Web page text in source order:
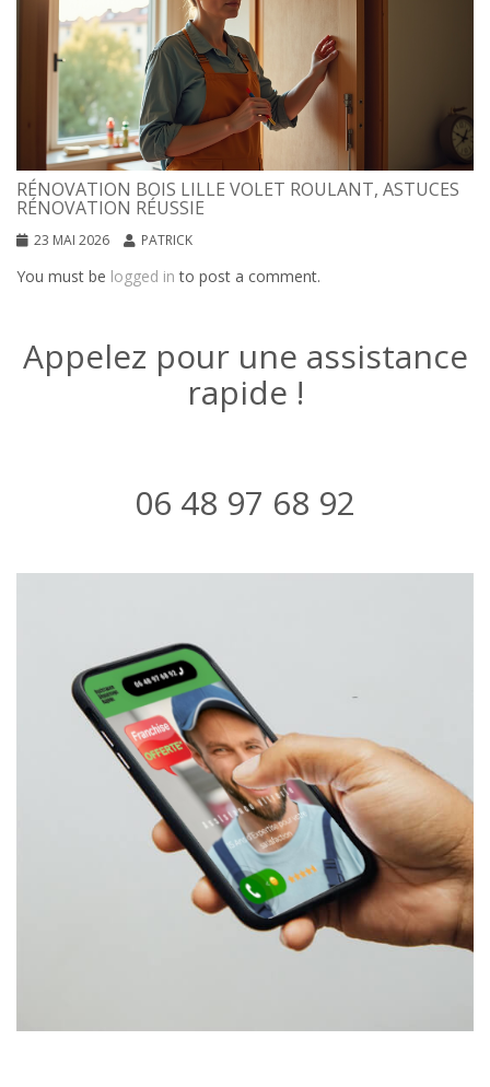
RÉNOVATION BOIS LILLE VOLET ROULANT, ASTUCES
RÉNOVATION RÉUSSIE
23 MAI 2026 PATRICK
You must be logged in to post a comment.
Appelez pour une assistance
rapide !
06 48 97 68 92